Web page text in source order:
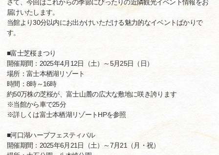
さて、今回はこれからの季節にぴったりの近隣観光イベント情報をお
届けいたします。
当館より30分以内にお出かけいただける魅力的なイベントばかりで
す。
■富士芝桜まつり
開催期間：2025年4月12日（土）～5月25日（日）
場所：富士本栖湖リゾート
時間：8時～16時
約50万株の芝桜が、富士山麓の広大な敷地に咲き誇ります
※当館から車で25分
※詳しくは富士本栖湖リゾートHPを参照
■河口湖ハーブフェスティバル
開催期間：2025年6月21日（土）～7月21（月・祝）